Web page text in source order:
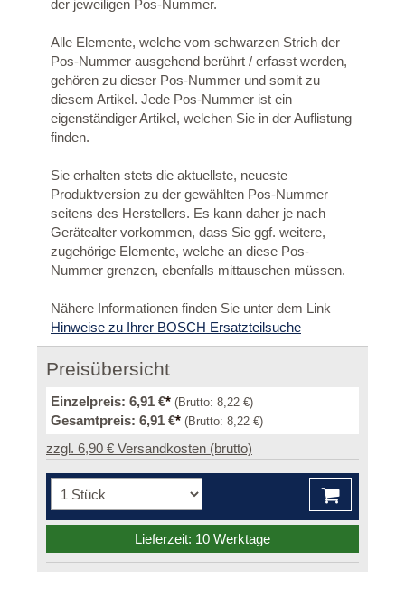
der jeweiligen Pos-Nummer.
Alle Elemente, welche vom schwarzen Strich der
Pos-Nummer ausgehend berührt / erfasst werden,
gehören zu dieser Pos-Nummer und somit zu
diesem Artikel. Jede Pos-Nummer ist ein
eigenständiger Artikel, welchen Sie in der Auflistung
finden.
Sie erhalten stets die aktuellste, neueste
Produktversion zu der gewählten Pos-Nummer
seitens des Herstellers. Es kann daher je nach
Gerätealter vorkommen, dass Sie ggf. weitere,
zugehörige Elemente, welche an diese Pos-
Nummer grenzen, ebenfalls mittauschen müssen.
Nähere Informationen finden Sie unter dem Link
Hinweise zu Ihrer BOSCH Ersatzteilsuche
Preisübersicht
Einzelpreis: 6,91 €* (Brutto: 8,22 €)
Gesamtpreis: 6,91 €* (Brutto: 8,22 €)
zzgl. 6,90 € Versandkosten (brutto)
Lieferzeit: 10 Werktage